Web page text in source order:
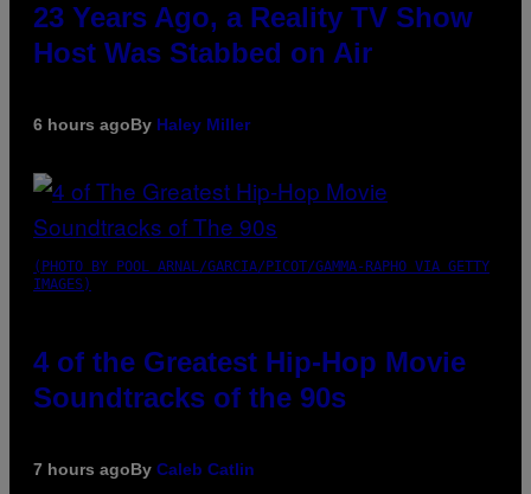
23 Years Ago, a Reality TV Show
Host Was Stabbed on Air
6 hours agoBy Haley Miller
(PHOTO BY POOL ARNAL/GARCIA/PICOT/GAMMA-RAPHO VIA GETTY
IMAGES)
4 of the Greatest Hip-Hop Movie
Soundtracks of the 90s
7 hours agoBy Caleb Catlin